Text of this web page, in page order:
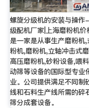
螺旋分级机的安装与操作
级配机厂家|上海磨粉机价
是一家是从事生产磨粉机,
粉机,磨粉机,立轴冲击式
高压磨粉机,砂粉设备,喂
动筛等设备的国际型专业
业。公司提供满足不同制
线和石料生产线所需的碎
筛分成套设备。